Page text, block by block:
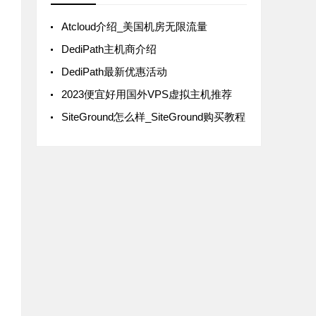
Atcloud介绍_美国机房无限流量
DediPath主机商介绍
DediPath最新优惠活动
2023便宜好用国外VPS虚拟主机推荐
SiteGround怎么样_SiteGround购买教程